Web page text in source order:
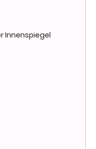
Innenspiegel